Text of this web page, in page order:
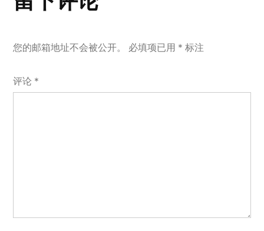
您的邮箱地址不会被公开。 必填项已用 * 标注
评论 *